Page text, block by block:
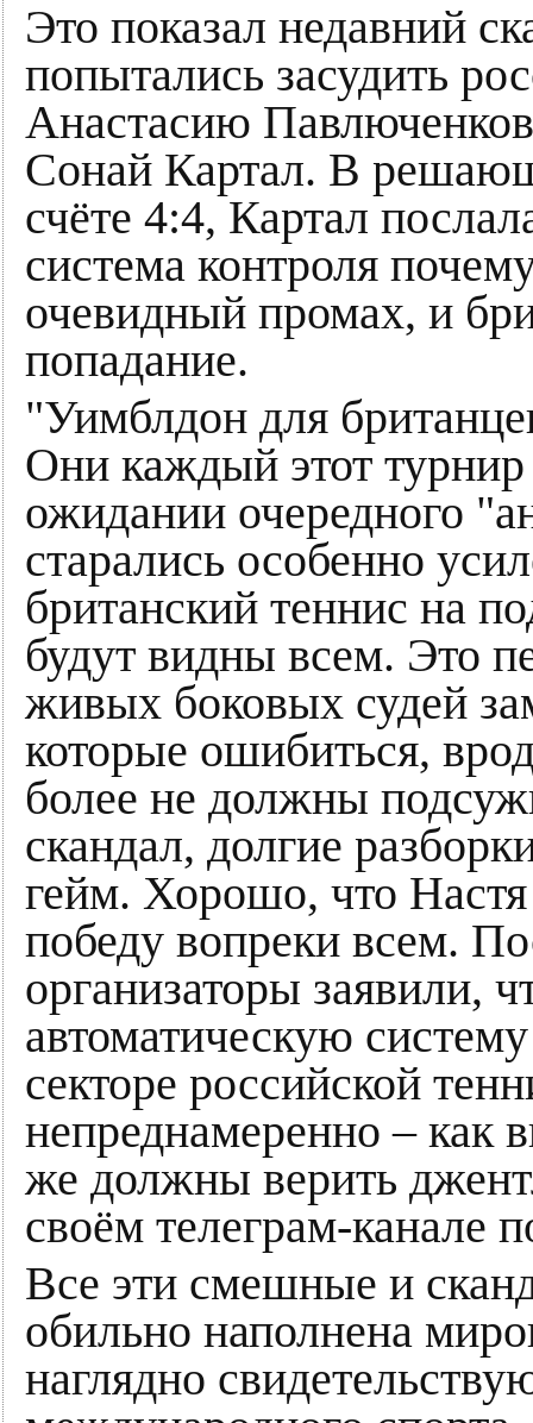
Это показал недавний
попытались засудить
Анастасию
Сонай Картал. В
счёте 4:4, Картал
система контроля
очевидный промах, и
попадание.
"Уимблдон для
Они каждый этот
ожидании очередного
старались особенно
британский теннис на
будут видны всем. Это
живых боковых судей
которые ошибиться,
более не должны
скандал, долгие
гейм. Хорошо, что Настя
победу вопреки всем.
организаторы заявили,
автоматическую
секторе российской
непреднамеренно – как
же должны верить
своём телеграм-канале
Все эти смешные и
обильно наполнена
наглядно